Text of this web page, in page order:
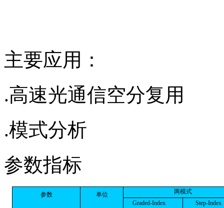
主要应用：
.高速光通信空分复用
.模式分析
参数指标
参数 单位
两模式
Graded-Index Step-Index